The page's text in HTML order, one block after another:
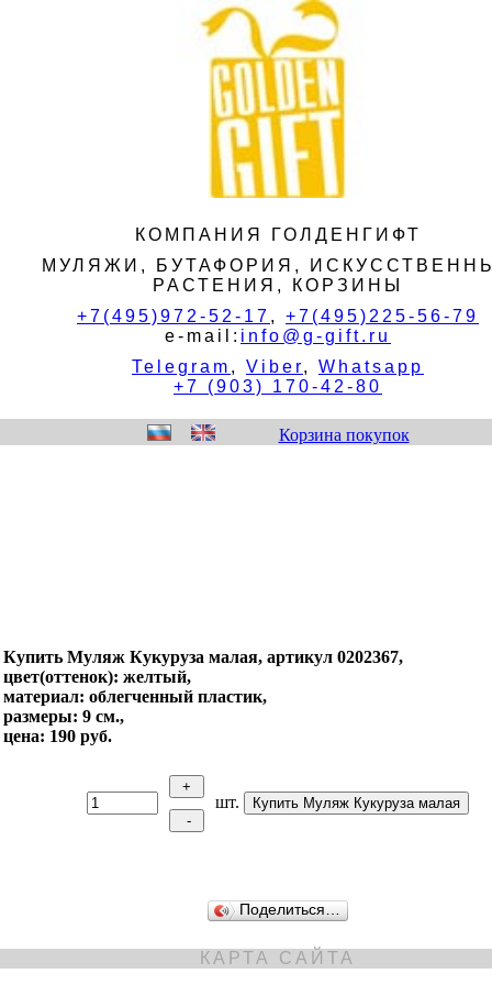
КОМПАНИЯ ГОЛДЕНГИФТ
МУЛЯЖИ, БУТАФОРИЯ,
РАСТЕНИЯ, КОРЗИНЫ
+7(495)972-52-17 , +7(495)225-56-79
e-mail: info@g-gift.ru
Telegram , Viber, Whatsapp
+7 (903) 170-42-80
Корзина покупок
Купить Муляж Кукуруза малая, артикул 0202367,
цвет(оттенок): желтый,
материал: облегченный пластик,
размеры: 9 см.,
цена: 190 руб.
шт.
Поделиться…
КАРТА САЙТА